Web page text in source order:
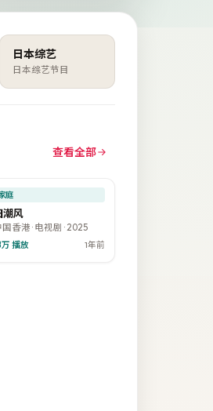
日本综艺
日本综艺节目
查看全部
门
庭
潮风
国香港 · 电视剧 · 2025
万 播放 1年前